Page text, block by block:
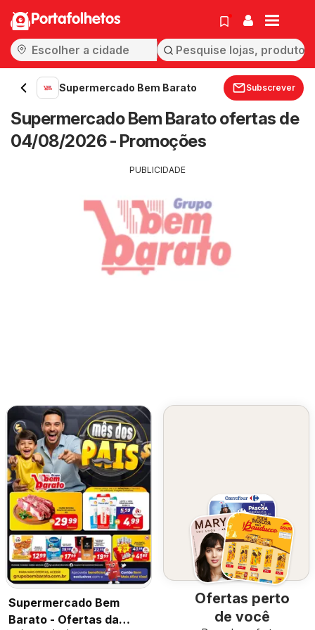
Portafolhetos
Supermercado Bem Barato Subscrever
Supermercado Bem Barato ofertas de
04/08/2026 - Promoções
PUBLICIDADE
Supermercado Bem
Barato - Ofertas da
Ofertas perto
de você